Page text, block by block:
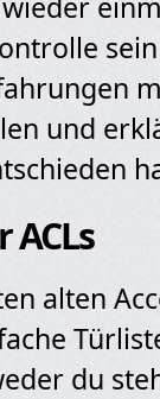
und
ACLs
alten
du